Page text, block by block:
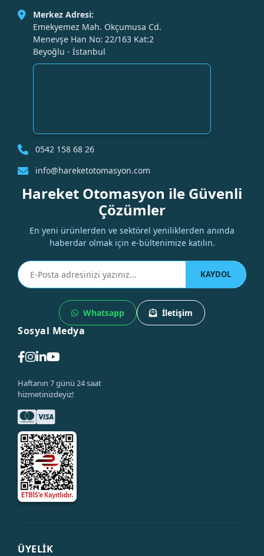
Merkez Adresi:
Emekyemez Mah. Okçumusa Cd.
Menevşe Han No: 22/163 Kat:2
Beyoğlu - İstanbul
0542 158 68 26
info@hareketotomasyon.com
Hareket Otomasyon ile Güvenli
Çözümler
En yeni ürünlerden ve sektörel yeniliklerden anında
haberdar olmak için e-bültenimize katılın.
KAYDOL
Whatsapp İletişim
Sosyal Medya
Haftanın 7 günü 24 saat
hizmetinizdeyiz!
ÜYELİK